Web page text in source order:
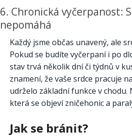
6. Chronická vyčerpanost:
nepomáhá
Každý jsme občas unavený, ale
Pokud se budíte vyčerpaní i po
stav trvá několik dní či týdnů v
znamení, že vaše srdce pracuje
udrželo základní funkce v
která se objeví zničehonic a
Jak se bránit?